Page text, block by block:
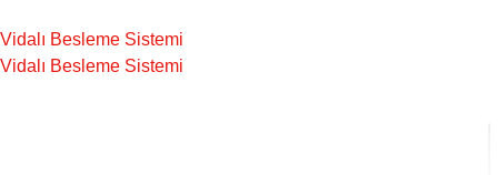
Vidalı Besleme Sistemi
Vidalı Besleme Sistemi